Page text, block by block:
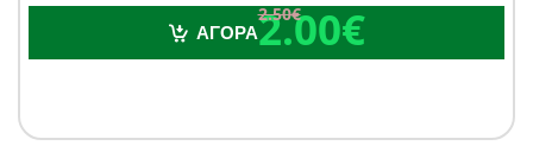
2.00€
2.50€
ΑΓΟΡΑ2.00€
2.50€